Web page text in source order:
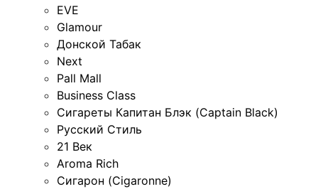
EVE
Glamour
Донской Табак
Next
Pall Mall
Business Class
Сигареты Капитан Блэк (Captain Black)
Русский Стиль
21 Век
Aroma Rich
Сигарон (Cigaronne)